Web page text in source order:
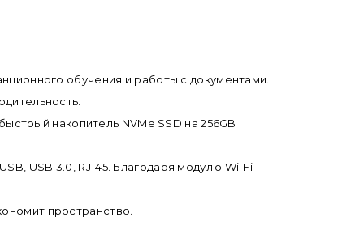
обучения и работы с документами.
накопитель NVMe SSD на 256GB
USB 3.0, RJ-45. Благодаря модулю Wi-Fi
пространство.